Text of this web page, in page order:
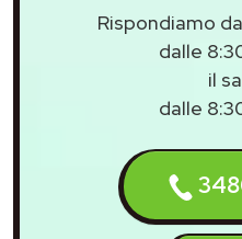
Rispondiamo
dalle
il
dalle